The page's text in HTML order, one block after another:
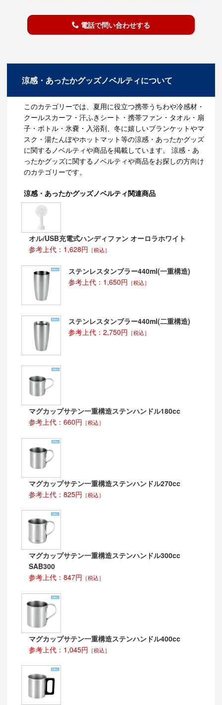
電話で問い合わせする
涼感・あったかグッズノベルティについて
このカテゴリーでは、夏用に役立つ携帯うちわや冷感材・
クールスカーフ・汗ふきシート・携帯ファン・タオル・扇
子・ボトル・氷嚢・入浴剤、冬に嬉しいブランケットやマ
スク・湯たんぽやホットマット等の涼感・あったかグッズ
に関するノベルティや商品を掲載しています。 涼感・あ
ったかグッズに関するノベルティや商品をお探しの方向け
のカテゴリーです。
涼感・あったかグッズノベルティ関連商品
オル/USB充電式ハンディファン オーロラホワイト
参考上代：1,628円 ［税込］
ステンレスタンブラー440ml(一重構造)
参考上代：1,650円 ［税込］
ステンレスタンブラー440ml(二重構造)
参考上代：2,750円 ［税込］
マグカップサテン一重構造ステンハンドル180cc
参考上代：660円 ［税込］
マグカップサテン一重構造ステンハンドル270cc
参考上代：825円 ［税込］
マグカップサテン一重構造ステンハンドル300cc
SAB300
参考上代：847円 ［税込］
マグカップサテン一重構造ステンハンドル400cc
参考上代：1,045円 ［税込］